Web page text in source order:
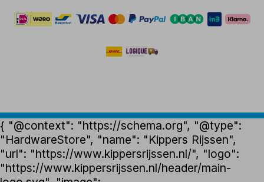
{ "@context": "https://schema.org", "@type":
"HardwareStore", "name": "Kippers Rijssen",
"url": "https://www.kippersrijssen.nl/", "logo":
"https://www.kippersrijssen.nl/header/main-